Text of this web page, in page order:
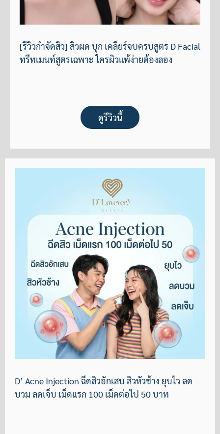
[รีวิวกำจัดสิว] สิวผด บุก เคลียร์จบครบสูตร D Facial
ทรีทเมนท์สูตรเฉพาะ ใครผิวแพ้ง่ายต้องลอง
ดูรีวิวนี้
D’ Acne Injection ฉีดสิวอักเสบ สิวหัวช้าง ยุบไว ลด
บวม ลดเจ็บ เม็ดแรก 100 เม็ดต่อไป 50 บาท